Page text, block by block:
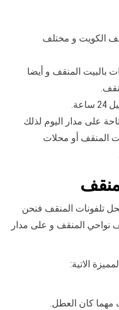
الكويت و مختلف
بالبيت المنقف و أيضا
على مدار اليوم لذلك
المنقف أو محلات
تلفونات المنقف فنحن
نواحي المنقف و على مدار
الاتية:
مهما كان العطل.